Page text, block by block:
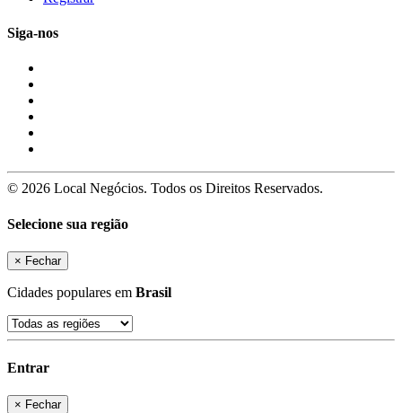
Siga-nos
© 2026 Local Negócios. Todos os Direitos Reservados.
Selecione sua região
× Fechar
Cidades populares em Brasil
Entrar
× Fechar